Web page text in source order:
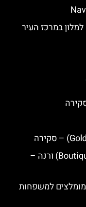
במרכז העיר
מלון ספלנדיד (Boutique Splendid Hotel) ורנה –
למשפחות